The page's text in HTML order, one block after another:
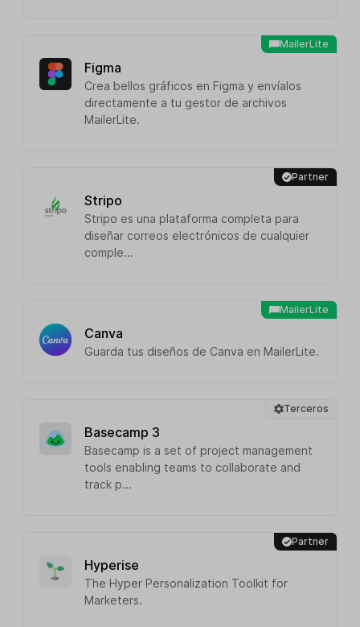
Figma
Crea bellos gráficos en Figma y envíalos
directamente a tu gestor de archivos
MailerLite.
MailerLite
Stripo
Stripo es una plataforma completa para
diseñar correos electrónicos de cualquier
comple...
Partner
Canva
Guarda tus diseños de Canva en MailerLite.
MailerLite
Basecamp 3
Basecamp is a set of project management
tools enabling teams to collaborate and
track p...
Terceros
Hyperise
The Hyper Personalization Toolkit for
Marketers.
Partner